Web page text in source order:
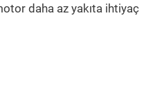
daha az yakıta ihtiyaç